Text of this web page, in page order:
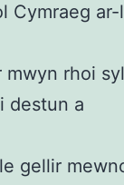
Cymraeg ar-
rhoi
destun a
gellir